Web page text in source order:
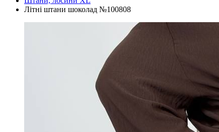
Літні штани шоколад №100808